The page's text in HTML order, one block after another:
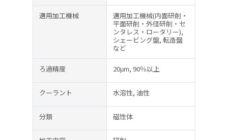
適用加工機械
適用加工機械(内面研削・
平面研削・外径研削・セ
ンタレス・ロータリー),
シェービング盤, 転造盤
など
ろ過精度 20μm, 90％以上
クーラント 水溶性, 油性
分類 磁性体